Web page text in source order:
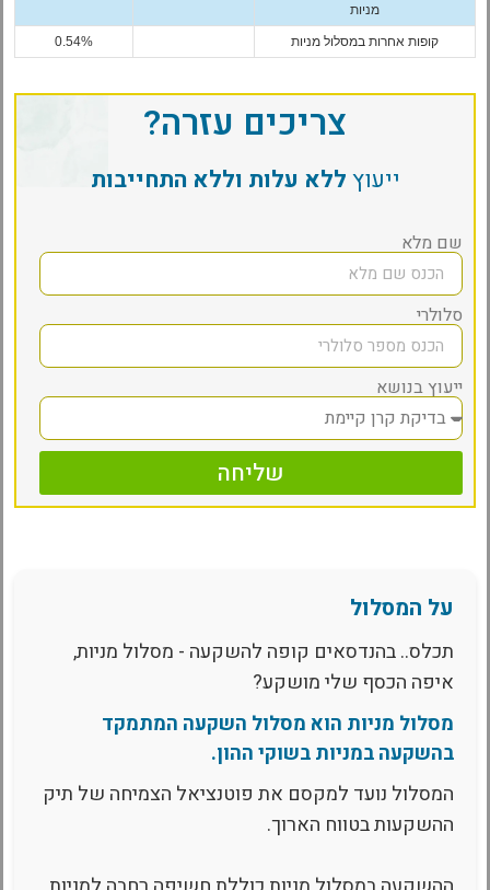
מניות
קופות אחרות במסלול מניות 0.54%
צריכים עזרה?
ייעוץללא עלות וללא התחייבות
שם מלא
סלולרי
ייעוץ בנושא
שליחה
על המסלול
תכלס.. בהנדסאים קופה להשקעה - מסלול מניות,
איפה הכסף שלי מושקע?
מסלול מניות הוא מסלול השקעה המתמקד
בהשקעה במניות בשוקי ההון.
המסלול נועד למקסם את פוטנציאל הצמיחה של תיק
ההשקעות בטווח הארוך.